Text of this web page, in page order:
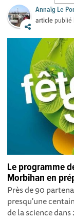
Annaïg Le
article
Le programme
Morbihan en
Près de 90
presqu'une
de la science